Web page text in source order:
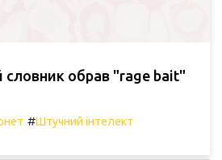
обрав "rage bait"
#Штучний інтелект